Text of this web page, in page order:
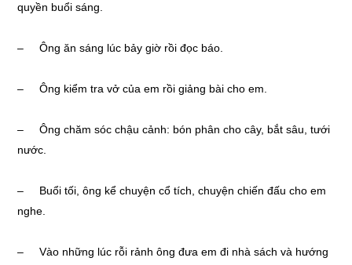
quyền buổi sáng.
– Ông ăn sáng lúc bảy giờ rồi đọc báo.
– Ông kiểm tra vở của em rồi giảng bài cho em.
– Ông chăm sóc chậu cảnh: bón phân cho cây, bắt sâu, tưới
nước.
– Buổi tối, ông kể chuyện cổ tích, chuyện chiến đấu cho em
nghe.
– Vào những lúc rỗi rảnh ông đưa em đi nhà sách và hướng